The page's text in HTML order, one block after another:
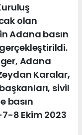
olan
Adana basın
Adana
Karalar,
sivil
basın
8 Ekim 2023